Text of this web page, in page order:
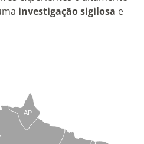
investigação sigilosa e
AP